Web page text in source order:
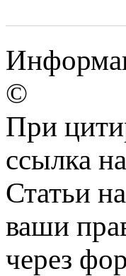
©
При
ссылка
Статьи
ваши
через